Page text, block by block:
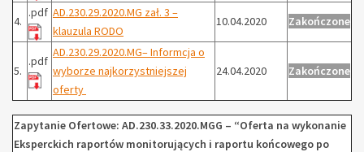
4.
.pdf AD.230.29.2020.MG zał. 3 –
klauzula RODO
10.04.2020 Zakończone
5.
.pdf
AD.230.29.2020.MG– Informcja o
wyborze najkorzystniejszej
oferty
24.04.2020 Zakończone
Zapytanie Ofertowe: AD.230.33.2020.MGG – “Oferta na wykonanie
Eksperckich raportów monitorujących i raportu końcowego po